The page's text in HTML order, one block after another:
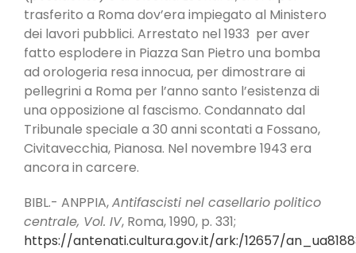
trasferito a Roma dov’era impiegato al Ministero
dei lavori pubblici. Arrestato nel 1933 per aver
fatto esplodere in Piazza San Pietro una bomba
ad orologeria resa innocua, per dimostrare ai
pellegrini a Roma per l’anno santo l’esistenza di
una opposizione al fascismo. Condannato dal
Tribunale speciale a 30 anni scontati a Fossano,
Civitavecchia, Pianosa. Nel novembre 1943 era
ancora in carcere.
BIBL.- ANPPIA,Antifascisti nel casellario politico
centrale, Vol. IV, Roma, 1990, p. 331;
https://antenati.cultura.gov.it/ark:/12657/